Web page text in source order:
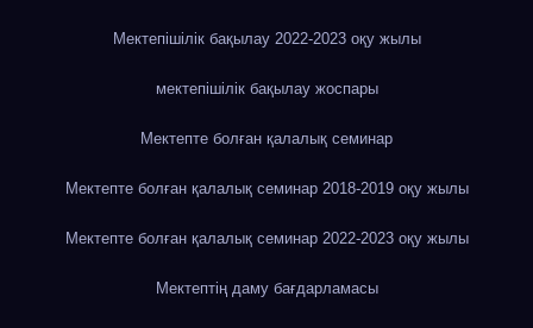
Мектепішілік бақылау 2022-2023 оқу жылы
мектепішілік бақылау жоспары
Мектепте болған қалалық семинар
Мектепте болған қалалық семинар 2018-2019 оқу жылы
Мектепте болған қалалық семинар 2022-2023 оқу жылы
Мектептің даму бағдарламасы